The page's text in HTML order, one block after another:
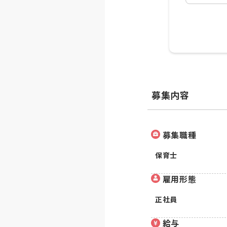
募集内容
募集職種
保育士
雇用形態
正社員
給与